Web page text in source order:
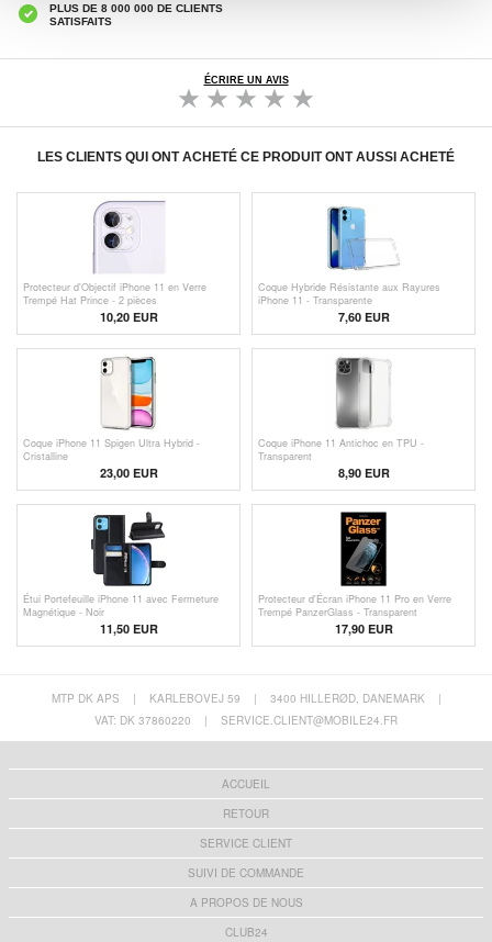
PLUS DE 8 000 000 DE CLIENTS
SATISFAITS
ÉCRIRE UN AVIS
LES CLIENTS QUI ONT ACHETÉ CE PRODUIT ONT AUSSI ACHETÉ
Protecteur d'Objectif iPhone 11 en Verre
Trempé Hat Prince - 2 pièces
10,20 EUR
Coque Hybride Résistante aux Rayures
iPhone 11 - Transparente
7,60 EUR
Coque iPhone 11 Spigen Ultra Hybrid -
Cristalline
23,00 EUR
Coque iPhone 11 Antichoc en TPU -
Transparent
8,90 EUR
Étui Portefeuille iPhone 11 avec Fermeture
Magnétique - Noir
11,50 EUR
Protecteur d'Écran iPhone 11 Pro en Verre
Trempé PanzerGlass - Transparent
17,90 EUR
MTP DK APS | KARLEBOVEJ 59 | 3400 HILLERØD, DANEMARK
|
VAT: DK 37860220
| SERVICE.CLIENT@MOBILE24.FR
ACCUEIL
RETOUR
SERVICE CLIENT
SUIVI DE COMMANDE
A PROPOS DE NOUS
CLUB24